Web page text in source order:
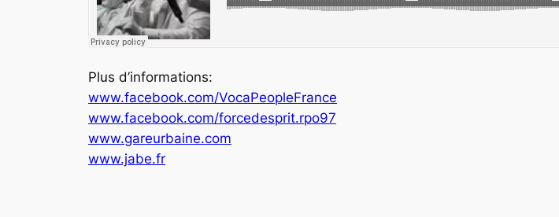
Plus d’informations:
www.facebook.com/VocaPeopleFrance
www.facebook.com/forcedesprit.rpo97
www.gareurbaine.com
www.jabe.fr